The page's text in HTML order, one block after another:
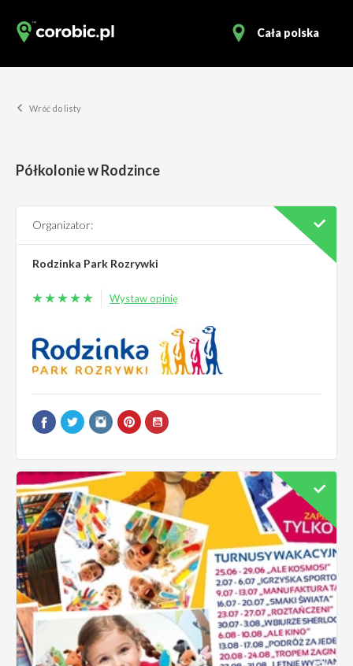
Cała polska
Wróć do listy
Półkolonie w Rodzince
Organizator:
Rodzinka Park Rozrywki
Wystaw opinię